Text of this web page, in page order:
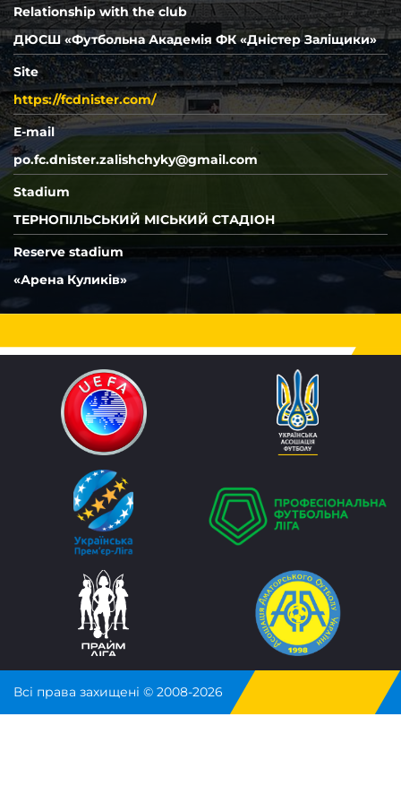
РУХ СКАЛА 1911
Relationship with the club
ДЮСШ «Футбольна Академія ФК «Дністер Заліщики»
Site
https://fcdnister.com/
E-mail
po.fc.dnister.zalishchyky@gmail.com
Stadium
ТЕРНОПІЛЬСЬКИЙ МІСЬКИЙ СТАДІОН
Reserve stadium
«Арена Куликів»
Всі права захищені © 2008-2026